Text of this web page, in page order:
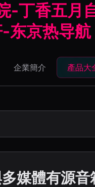
-丁香五月
东京热导航
企業簡介 產品大
多媒體有源